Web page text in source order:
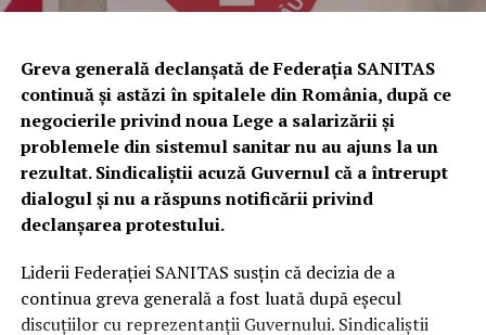
Urmează verificări privind utilizarea
câinilor pentru identificarea
trufelor
Polițiștii au anunțat că, în perioada următoare,
specialiștii din cadrul Biroului pentru Protecția
Animalelor vor efectua controale privind respectarea
legislației referitoare la deținerea și utilizarea câinilor de
urmă folosiți la identificarea trufelor.
În cazul în care vor fi descoperite abateri, vor fi dispuse
Greva generală declanșată de Federația SANITAS
continuă și astăzi în spitalele din România, după ce
negocierile privind noua Lege a salarizării și
problemele din sistemul sanitar nu au ajuns la un
rezultat. Sindicaliștii acuză Guvernul că a întrerupt
dialogul și nu a răspuns notificării privind
declanșarea protestului.
Liderii Federației SANITAS susțin că decizia de a
continua greva generală a fost luată după eșecul
discuțiilor cu reprezentanții Guvernului. Sindicaliștii